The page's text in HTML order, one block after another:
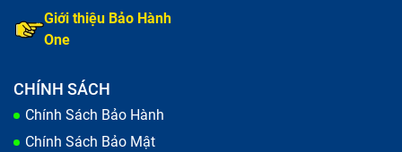
niệm dễ bị nhầm lẫn
Trong trường hợp màn hình Vivo Y1S bị mờ hiển thị,
chất lượng hình ảnh không rõ nét, sai tông, bị đốm,
sọc; đặc biệt là cảm ứng trên màn không còn nhạy,
Giới thiệu Bảo Hành
One
CHÍNH SÁCH
Chính Sách Bảo Hành
Chính Sách Bảo Mật